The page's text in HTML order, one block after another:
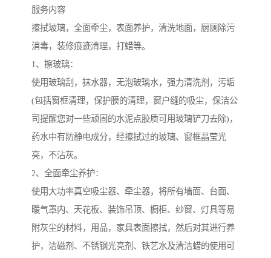
服务内容
擦拭玻璃，全面牵尘，表面养护，清洗地面，厨厕除污
消毒，装修痕迹清理，打蜡等。
1、擦玻璃：
使用玻璃刮，抹水器，无泡玻璃水，强力清洗剂，污垢
(包括窗框清理，保护膜的清理，窗户缝的吸尘，保洁公
司提醒您对一些顽固的水泥点胶质可用玻璃铲刀去除)，
药水中有防静电成分，经擦拭过的玻璃、窗框晶莹光
亮，不沾灰。
2、全面牵尘养护：
使用大功率真空吸尘器、牵尘器，将所有墙面、台面、
暖气罩内、天花板、装饰吊顶、橱柜、纱窗、灯具等易
附灰尘的材料，用品，家具表面擦拭，然后对其进行养
护，洁磁剂、不锈钢光亮剂、铁艺水及清洁蜡的使用可